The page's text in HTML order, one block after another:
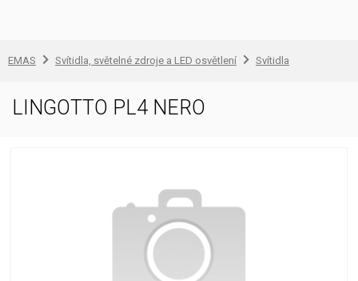
EMAS Svítidla, světelné zdroje a LED osvětlení Svítidla
LINGOTTO PL4 NERO